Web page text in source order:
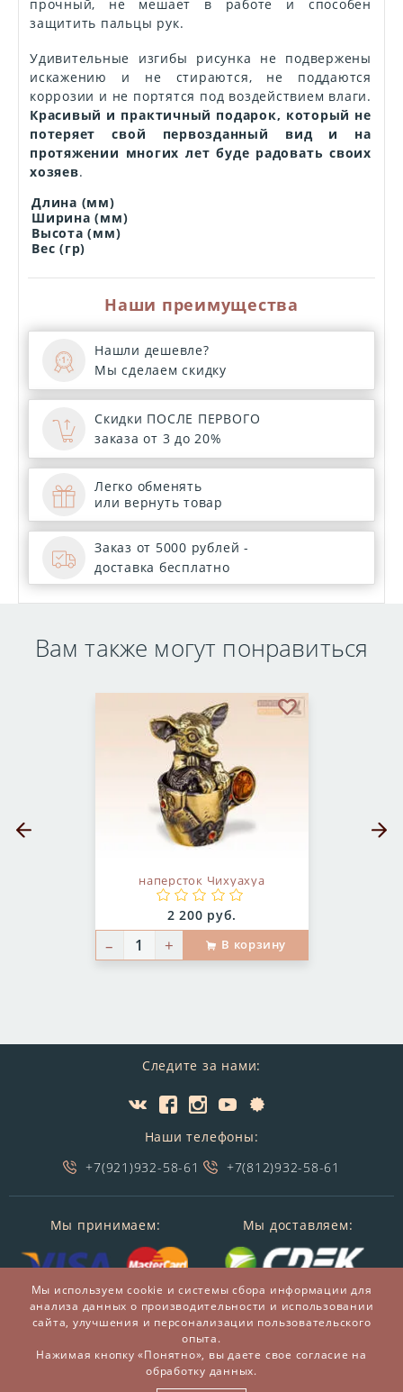
прочный, не мешает в работе и способен
защитить пальцы рук.
Удивительные изгибы рисунка не подвержены
искажению и не стираются, не поддаются
коррозии и не портятся под воздействием влаги.
Красивый и практичный подарок, который не
потеряет свой первозданный вид и на
протяжении многих лет буде радовать своих
хозяев.
Длина (мм)
Ширина (мм)
Высота (мм)
Вес (гр)
Наши преимущества
Нашли дешевле?
Мы сделаем скидку
Скидки ПОСЛЕ ПЕРВОГО
заказа от 3 до 20%
Легко обменять
или вернуть товар
Заказ от 5000 рублей -
доставка бесплатно
Вам также могут понравиться
наперсток Чихуахуа
Цена:
2 200 руб.
– + В корзину
Предыдущий слайд
Следите за нами:
Наши телефоны:
+7(921)932-58-61
+7(812)932-58-61
Мы принимаем: Мы доставляем:
© 2014-2026 БронзаМания -Интернет-магазин
подарков и сувениров из бронзы
Мы используем cookie и системы сбора информации для
анализа данных о производительности и использовании
сайта, улучшения и персонализации пользовательского
опыта.
Нажимая кнопку «Понятно», вы даете свое согласие на
обработку данных.